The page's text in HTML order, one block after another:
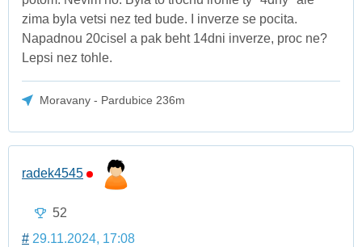
zima byla vetsi nez ted bude. I inverze se pocita.
Napadnou 20cisel a pak beht 14dni inverze, proc ne?
Lepsi nez tohle.
Moravany - Pardubice 236m
radek4545
52
# 29.11.2024, 17:08